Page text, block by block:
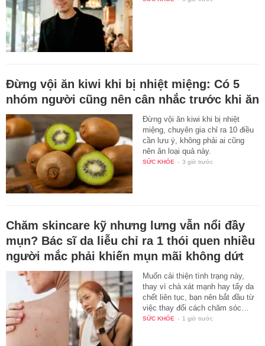
Đừng vội ăn kiwi khi bị nhiệt miệng: Có 5
nhóm người cũng nên cân nhắc trước khi ăn
Đừng vội ăn kiwi khi bị nhiệt
miệng, chuyên gia chỉ ra 10 điều
cần lưu ý, không phải ai cũng
nên ăn loại quả này.
SỨC KHỎE - 3 giờ trước
Chăm skincare kỹ nhưng lưng vẫn nổi đầy
mụn? Bác sĩ da liễu chỉ ra 1 thói quen nhiều
người mắc phải khiến mụn mãi không dứt
Muốn cải thiện tình trạng này,
thay vì chà xát mạnh hay tẩy da
chết liên tục, bạn nên bắt đầu từ
việc thay đổi cách chăm sóc…
SỨC KHỎE - 1 giờ trước